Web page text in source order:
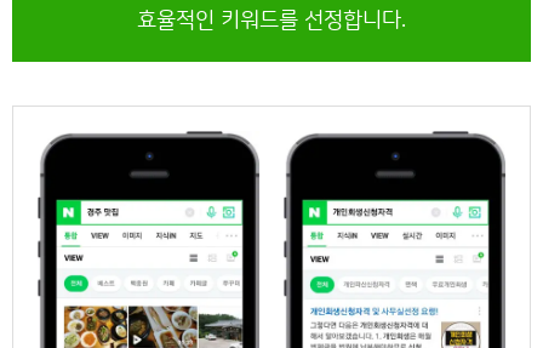
효율적인 키워드를 선정합니다.